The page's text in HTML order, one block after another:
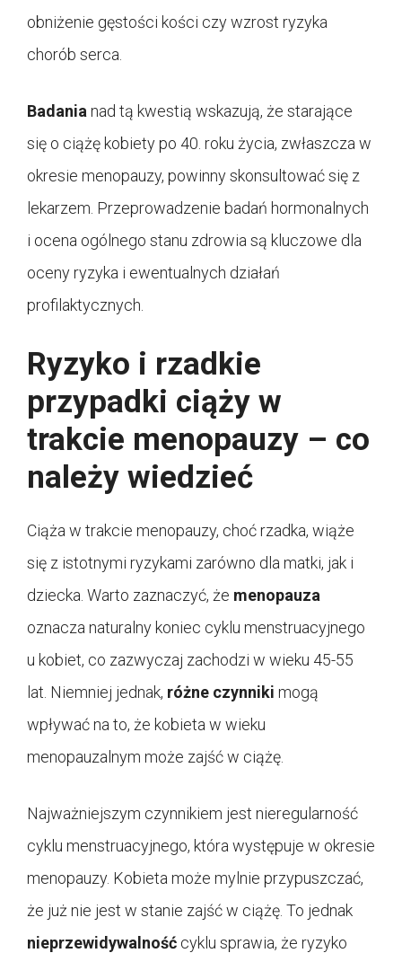
obniżenie gęstości kości czy wzrost ryzyka
chorób serca.
Badania nad tą kwestią wskazują, że starające
się o ciążę kobiety po 40. roku życia, zwłaszcza w
okresie menopauzy, powinny skonsultować się z
lekarzem. Przeprowadzenie badań hormonalnych
i ocena ogólnego stanu zdrowia są kluczowe dla
oceny ryzyka i ewentualnych działań
profilaktycznych.
Ryzyko i rzadkie
przypadki ciąży w
trakcie menopauzy – co
należy wiedzieć
Ciąża w trakcie menopauzy, choć rzadka, wiąże
się z istotnymi ryzykami zarówno dla matki, jak i
dziecka. Warto zaznaczyć, że menopauza
oznacza naturalny koniec cyklu menstruacyjnego
u kobiet, co zazwyczaj zachodzi w wieku 45-55
lat. Niemniej jednak, różne czynniki mogą
wpływać na to, że kobieta w wieku
menopauzalnym może zajść w ciążę.
Najważniejszym czynnikiem jest nieregularność
cyklu menstruacyjnego, która występuje w okresie
menopauzy. Kobieta może mylnie przypuszczać,
że już nie jest w stanie zajść w ciążę. To jednak
nieprzewidywalność cyklu sprawia, że ryzyko